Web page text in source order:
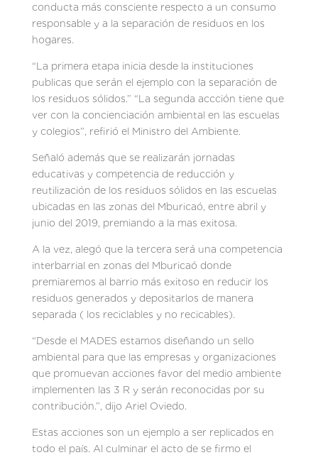
conducta más consciente respecto a un consumo
responsable y a la separación de residuos en los
hogares.
“La primera etapa inicia desde la instituciones
publicas que serán el ejemplo con la separación de
los residuos sólidos.” “La segunda accción tiene que
ver con la concienciación ambiental en las escuelas
y colegios”, refirió el Ministro del Ambiente.
Señaló además que se realizarán jornadas
educativas y competencia de reducción y
reutilización de los residuos sólidos en las escuelas
ubicadas en las zonas del Mburicaó, entre abril y
junio del 2019, premiando a la mas exitosa.
A la vez, alegó que la tercera será una competencia
interbarrial en zonas del Mburicaó donde
premiaremos al barrio más exitoso en reducir los
residuos generados y depositarlos de manera
separada ( los reciclables y no recicables).
“Desde el MADES estamos diseñando un sello
ambiental para que las empresas y organizaciones
que promuevan acciones favor del medio ambiente
implementen las 3 R y serán reconocidas por su
contribución.”, dijo Ariel Oviedo.
Estas acciones son un ejemplo a ser replicados en
todo el país. Al culminar el acto de se firmo el